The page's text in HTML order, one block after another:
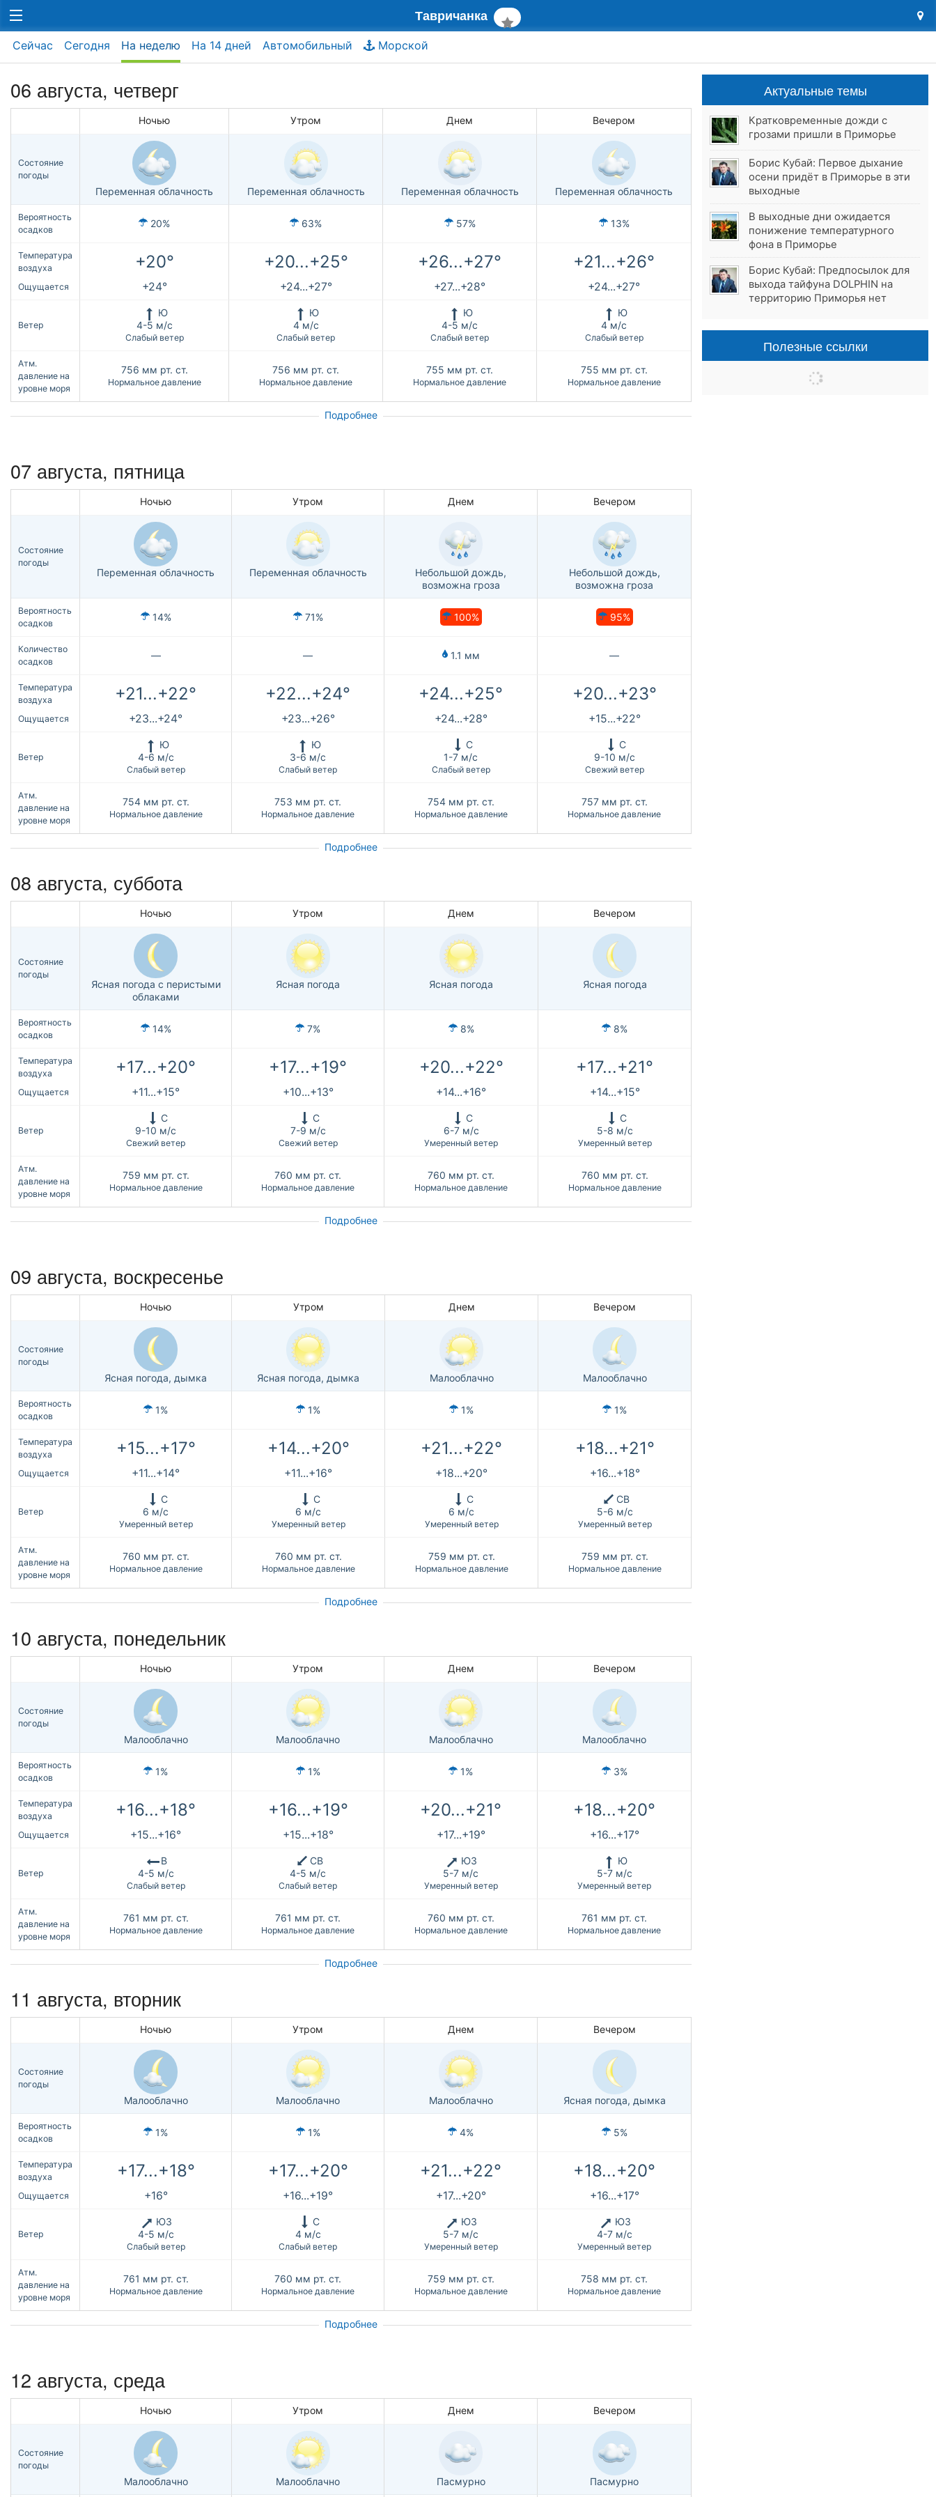
Тавричанка
Сейчас Сегодня На неделю На 14 дней Автомобильный Морской
06 августа, четверг
Ночью Утром Днем Вечером
Состояние
погоды
Переменная облачность Переменная облачность Переменная облачность Переменная облачность
Вероятность
осадков
20% 63% 57% 13%
Температура
воздуха
+20° +20...+25° +26...+27° +21...+26°
Ощущается +24° +24...+27° +27...+28° +24...+27°
Ветер
Ю
4-5 м/с
Слабый ветер
Ю
4 м/с
Слабый ветер
Ю
4-5 м/с
Слабый ветер
Ю
4 м/с
Слабый ветер
Атм.
давление на
уровне моря
756 мм рт. ст.
Нормальное давление
756 мм рт. ст.
Нормальное давление
755 мм рт. ст.
Нормальное давление
755 мм рт. ст.
Нормальное давление
Подробнее
07 августа, пятница
Ночью Утром Днем Вечером
Состояние
погоды
Переменная облачность Переменная облачность
Небольшой дождь,
возможна гроза
Небольшой дождь,
возможна гроза
Вероятность
осадков
14% 71% 100% 95%
Количество
осадков
— — 1.1 мм —
Температура
воздуха
+21...+22° +22...+24° +24...+25° +20...+23°
Ощущается +23...+24° +23...+26° +24...+28° +15...+22°
Ветер
Ю
4-6 м/с
Слабый ветер
Ю
3-6 м/с
Слабый ветер
С
1-7 м/с
Слабый ветер
С
9-10 м/с
Свежий ветер
Атм.
давление на
уровне моря
754 мм рт. ст.
Нормальное давление
753 мм рт. ст.
Нормальное давление
754 мм рт. ст.
Нормальное давление
757 мм рт. ст.
Нормальное давление
Подробнее
08 августа, суббота
Ночью Утром Днем Вечером
Состояние
погоды
Ясная погода с перистыми
облаками
Ясная погода Ясная погода Ясная погода
Вероятность
осадков
14% 7% 8% 8%
Температура
воздуха
+17...+20° +17...+19° +20...+22° +17...+21°
Ощущается +11...+15° +10...+13° +14...+16° +14...+15°
Ветер
С
9-10 м/с
Свежий ветер
С
7-9 м/с
Свежий ветер
С
6-7 м/с
Умеренный ветер
С
5-8 м/с
Умеренный ветер
Атм.
давление на
уровне моря
759 мм рт. ст.
Нормальное давление
760 мм рт. ст.
Нормальное давление
760 мм рт. ст.
Нормальное давление
760 мм рт. ст.
Нормальное давление
Подробнее
09 августа, воскресенье
Ночью Утром Днем Вечером
Состояние
погоды
Ясная погода, дымка Ясная погода, дымка Малооблачно Малооблачно
Вероятность
осадков
1% 1% 1% 1%
Температура
воздуха
+15...+17° +14...+20° +21...+22° +18...+21°
Ощущается +11...+14° +11...+16° +18...+20° +16...+18°
Ветер
С
6 м/с
Умеренный ветер
С
6 м/с
Умеренный ветер
С
6 м/с
Умеренный ветер
СВ
5-6 м/с
Умеренный ветер
Атм.
давление на
уровне моря
760 мм рт. ст.
Нормальное давление
760 мм рт. ст.
Нормальное давление
759 мм рт. ст.
Нормальное давление
759 мм рт. ст.
Нормальное давление
Подробнее
10 августа, понедельник
Ночью Утром Днем Вечером
Состояние
погоды
Малооблачно Малооблачно Малооблачно Малооблачно
Вероятность
осадков
1% 1% 1% 3%
Температура
воздуха
+16...+18° +16...+19° +20...+21° +18...+20°
Ощущается +15...+16° +15...+18° +17...+19° +16...+17°
Ветер
В
4-5 м/с
Слабый ветер
СВ
4-5 м/с
Слабый ветер
ЮЗ
5-7 м/с
Умеренный ветер
Ю
5-7 м/с
Умеренный ветер
Атм.
давление на
уровне моря
761 мм рт. ст.
Нормальное давление
761 мм рт. ст.
Нормальное давление
760 мм рт. ст.
Нормальное давление
761 мм рт. ст.
Нормальное давление
Подробнее
11 августа, вторник
Ночью Утром Днем Вечером
Состояние
погоды
Малооблачно Малооблачно Малооблачно Ясная погода, дымка
Вероятность
осадков
1% 1% 4% 5%
Температура
воздуха
+17...+18° +17...+20° +21...+22° +18...+20°
Ощущается +16° +16...+19° +17...+20° +16...+17°
Ветер
ЮЗ
4-5 м/с
Слабый ветер
С
4 м/с
Слабый ветер
ЮЗ
5-7 м/с
Умеренный ветер
ЮЗ
4-7 м/с
Умеренный ветер
Атм.
давление на
уровне моря
761 мм рт. ст.
Нормальное давление
760 мм рт. ст.
Нормальное давление
759 мм рт. ст.
Нормальное давление
758 мм рт. ст.
Нормальное давление
Подробнее
12 августа, среда
Ночью Утром Днем Вечером
Состояние
погоды
Малооблачно Малооблачно Пасмурно Пасмурно
Актуальные темы
Кратковременные дожди с
грозами пришли в Приморье
Борис Кубай: Первое дыхание
осени придёт в Приморье в эти
выходные
В выходные дни ожидается
понижение температурного
фона в Приморье
Борис Кубай: Предпосылок для
выхода тайфуна DOLPHIN на
территорию Приморья нет
Полезные ссылки